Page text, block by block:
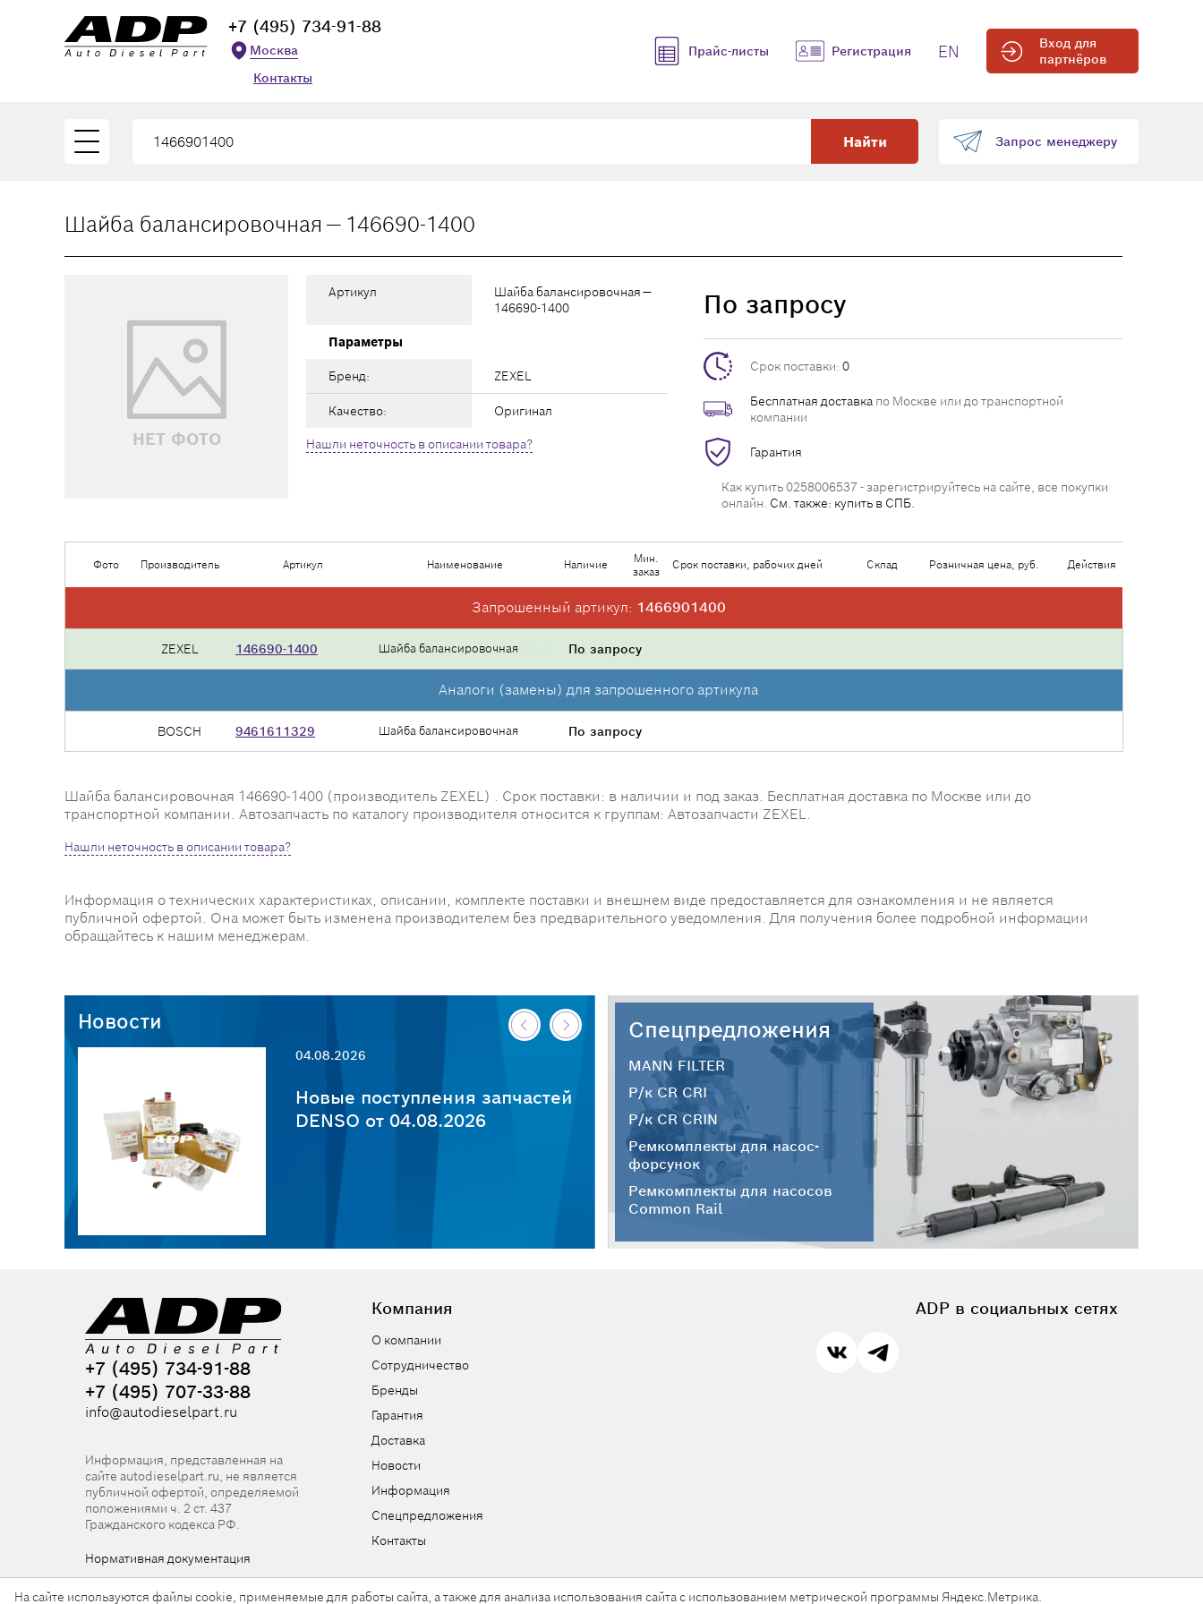
+7 (495) 734-91-88
Москва
Контакты
Прайс-листы Регистрация EN
Вход для
партнёров
Найти Запрос менеджеру
Шайба балансировочная — 146690-1400
НЕТ ФОТО
Артикул
Шайба балансировочная —
146690-1400
Параметры
Бренд: ZEXEL
Качество: Оригинал
Нашли неточность в описании товара?
По запросу
Срок поставки: 0
Бесплатная доставка по Москве или до транспортной
компании
Гарантия
Как купить 0258006537 - зарегистрируйтесь на сайте, все покупки
онлайн. См. также: купить в СПБ.
Фото Производитель Артикул Наименование Наличие
Мин.
заказ
Срок поставки, рабочих дней Склад Розничная цена, руб. Действия
Запрошенный артикул: 1466901400
ZEXEL 146690-1400 Шайба балансировочная По запросу
Аналоги (замены) для запрошенного артикула
BOSCH 9461611329 Шайба балансировочная По запросу
Шайба балансировочная 146690-1400 (производитель ZEXEL) . Срок поставки: в наличии и под заказ. Бесплатная доставка по Москве или до
транспортной компании. Автозапчасть по каталогу производителя относится к группам: Автозапчасти ZEXEL.
Нашли неточность в описании товара?
Информация о технических характеристиках, описании, комплекте поставки и внешнем виде предоставляется для ознакомления и не является
публичной офертой. Она может быть изменена производителем без предварительного уведомления. Для получения более подробной информации
обращайтесь к нашим менеджерам.
Новости
04.08.2026
Новые поступления запчастей
DENSO от 04.08.2026
30.07.2026
Новые поступления запчастей
HC-CARGO от 30.07.2026
Спецпредложения
MANN FILTER
Р/к CR CRI
Р/к CR CRIN
Ремкомплекты для насос-
форсунок
Ремкомплекты для насосов
Common Rail
+7 (495) 734-91-88
+7 (495) 707-33-88
info@autodieselpart.ru
Информация, представленная на
сайте autodieselpart.ru, не является
публичной офертой, определяемой
положениями ч. 2 ст. 437
Гражданского кодекса РФ.
Нормативная документация
Компания
О компании
Сотрудничество
Бренды
Гарантия
Доставка
Новости
Информация
Спецпредложения
Контакты
ADP в социальных сетях
На сайте используются файлы cookie, применяемые для работы сайта, а также для анализа использования сайта с использованием метрической программы Яндекс.Метрика.